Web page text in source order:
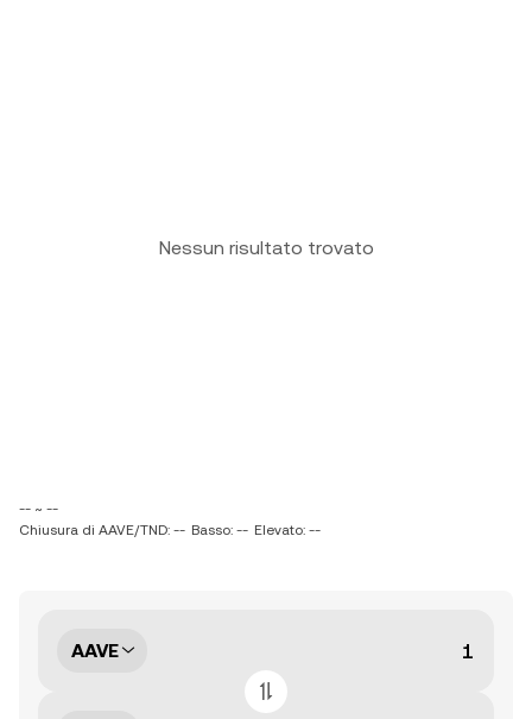
Nessun risultato trovato
-- ~ --
Chiusura di AAVE/TND: -- Basso: -- Elevato: --
AAVE